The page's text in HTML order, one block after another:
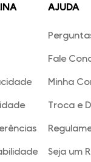
AJUDA
Fale
Minha
Troca e
Seja um